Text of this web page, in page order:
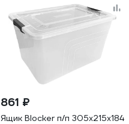
861 ₽
Ящик Blocker п/п 305х215х184